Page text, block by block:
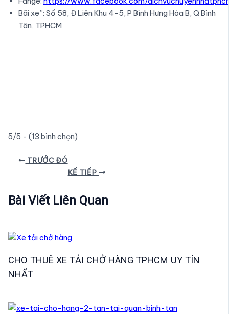
Bãi xe”: Số 58, Đ Liên Khu 4-5, P Bình Hưng Hòa B, Q Bình
Tân, TPHCM
5/5 - (13 bình chọn)
Điều
viết
TRƯỚC ĐÓ
KẾ TIẾP
Bài Viết Liên Quan
CHO THUÊ XE TẢI CHỞ HÀNG TPHCM UY TÍN
NHẤT